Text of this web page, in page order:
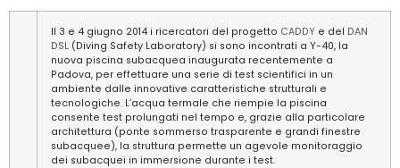
Il 3 e 4 giugno 2014 i ricercatori del progetto CADDY e del DAN
DSL (Diving Safety Laboratory) si sono incontrati a Y-40, la
nuova piscina subacquea inaugurata recentemente a
Padova, per effettuare una serie di test scientifici in un
ambiente dalle innovative caratteristiche strutturali e
tecnologiche. L’acqua termale che riempie la piscina
consente test prolungati nel tempo e, grazie alla particolare
architettura (ponte sommerso trasparente e grandi finestre
subacquee), la struttura permette un agevole monitoraggio
dei subacquei in immersione durante i test.